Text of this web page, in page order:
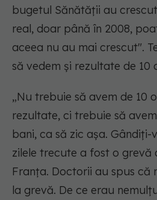
bugetul Sănătății au
real, doar până în 2008,
aceea nu au mai crescut".
să vedem și rezultate de 10
„Nu trebuie să avem de 10
rezultate, ci trebuie să
bani, ca să zic așa. Gândiți-
zilele trecute a fost o grevă
Franța. Doctorii au spus că
la grevă. De ce erau